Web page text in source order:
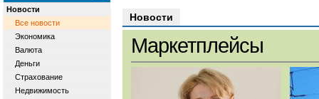
Новости
Все новости
Экономика
Валюта
Деньги
Страхование
Недвижимость
Новости
Маркетплейсы